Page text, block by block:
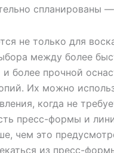
спланированы
не только для
между более
и более прочной
Их можно
когда не
пресс-формы и
чем это
из пресс-